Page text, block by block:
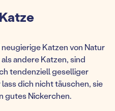
Katzen von Natur
andere Katzen, sind
tendenziell geselliger
dich nicht täuschen, sie
gutes Nickerchen.